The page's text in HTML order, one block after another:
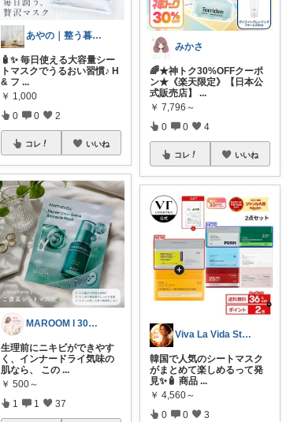
あやの｜整う暮らしROOM
🧴✨ 毎日使える大容量シー
トマスクでうるおい習慣♪ H
& フ ...
￥ 1,000
0 0 2
コレ いいね
MAROOM l 30代の愛用品🧡
生理前にニキビができやす
く、インナードライ気味の
肌なら、 この ...
￥ 500～
1 1 37
みかさ
🌈★神トク30%OFFクーポ
ン★《楽天限定》【日本公
式販売店】
...
￥ 7,796～
0 0 4
コレ いいね
Viva La Vida Studio
韓国で人気のシートマスク
がまとめて楽しめるって発
見✨🧴 商品 ...
￥ 4,560～
0 0 3